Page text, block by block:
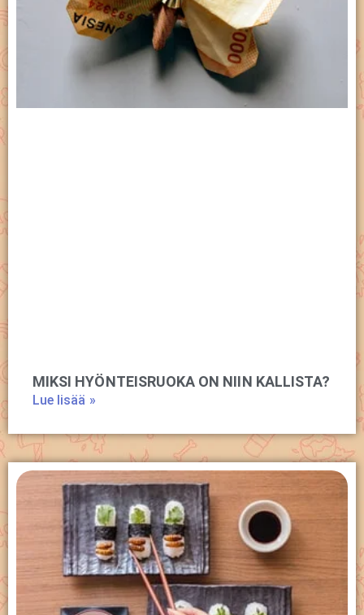
MIKSI HYÖNTEISRUOKA ON NIIN KALLISTA?
Lue lisää »